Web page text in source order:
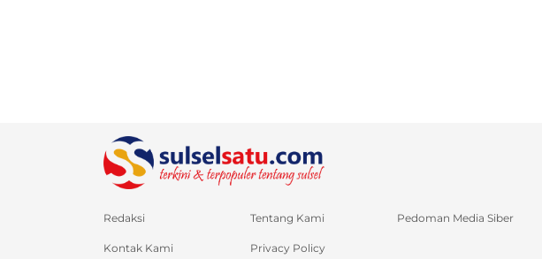
Redaksi Tentang Kami Pedoman Media Siber
Kontak Kami Privacy Policy